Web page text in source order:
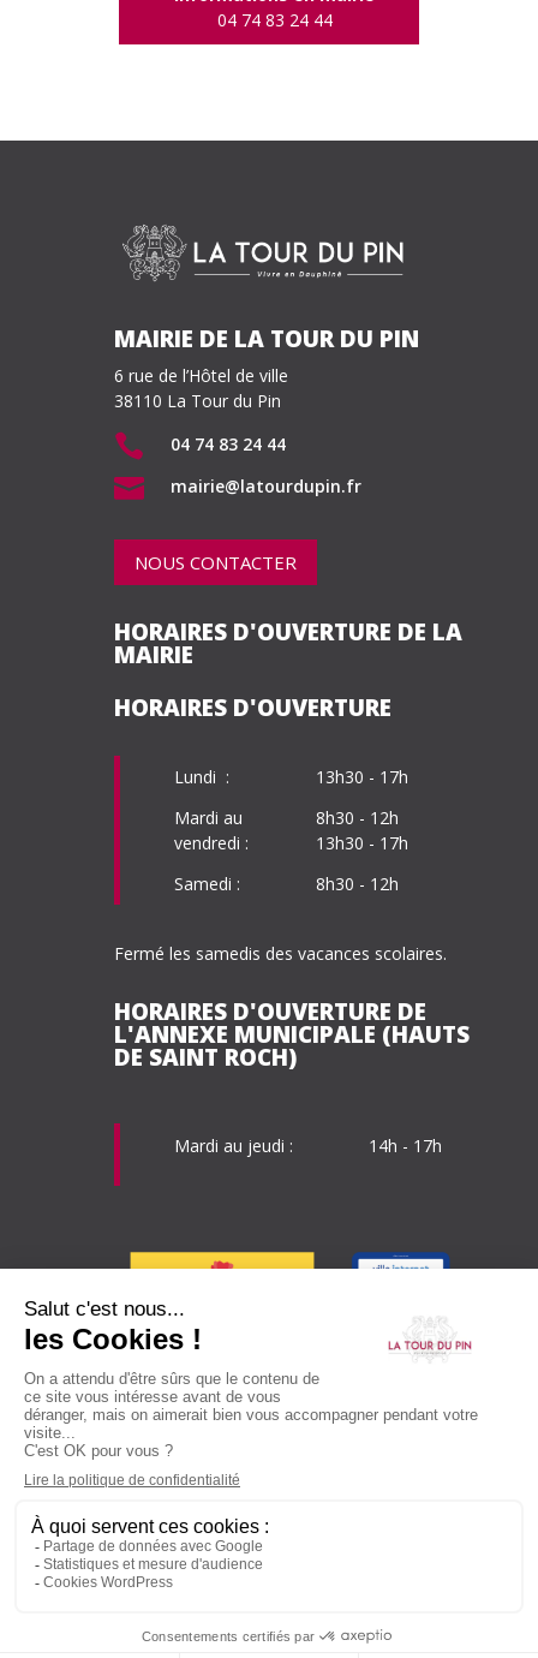
04 74 83 24 44
MAIRIE DE LA TOUR DU PIN
6 rue de l’Hôtel de ville
38110 La Tour du Pin
 04 74 83 24 44
 mairie@latourdupin.fr
NOUS CONTACTER
HORAIRES D'OUVERTURE DE LA
MAIRIE
HORAIRES D'OUVERTURE
Lundi :
13h30 - 17h
Mardi au
vendredi :
8h30 - 12h
13h30 - 17h
Samedi :
8h30 - 12h
Fermé les samedis des vacances scolaires.
HORAIRES D'OUVERTURE DE
L'ANNEXE MUNICIPALE (HAUTS
DE SAINT ROCH)
Mardi au jeudi : 14h - 17h
LIENS UTILES
Recrutement
Mentions légales